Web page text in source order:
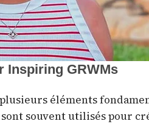
éléments
souvent utilisés pour